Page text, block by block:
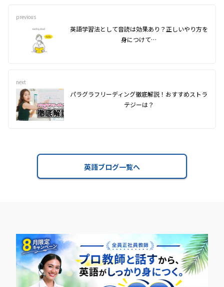
previous
英語学習法として音読は効果あり？正しいやり方を
身につけて…
next
パラグラフリーディング徹底解説！おすすめストラ
テジーは？
英語ブログ一覧へ